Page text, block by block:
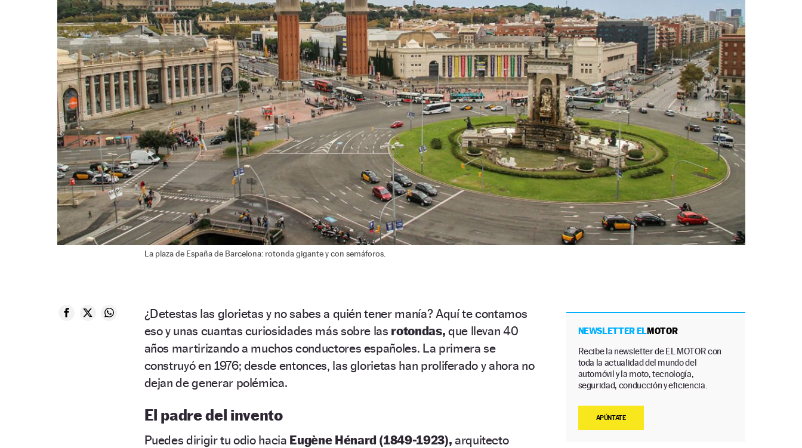
La plaza de España de Barcelona: rotonda gigante y con semáforos.
¿Detestas las glorietas y no sabes a quién tener manía? Aquí te contamos
eso y unas cuantas curiosidades más sobre las rotondas, que llevan 40
años martirizando a muchos conductores españoles. La primera se
construyó en 1976; desde entonces, las glorietas han proliferado y ahora no
dejan de generar polémica.
El padre del invento
Puedes dirigir tu odio hacia Eugène Hénard (1849-1923), arquitecto
NEWSLETTER ELMOTOR
Recibe la newsletter de EL MOTOR con
toda la actualidad del mundo del
automóvil y la moto, tecnología,
seguridad, conducción y eficiencia.
APÚNTATE